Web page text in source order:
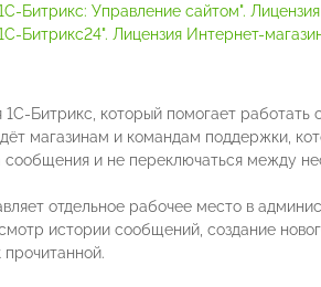
Битрикс: Управление сайтом". Лицензия
Битрикс24". Лицензия Интернет-
Битрикс, который помогает
магазинам и командам поддержки,
сообщения и не переключаться между
отдельное рабочее место в
истории сообщений, создание